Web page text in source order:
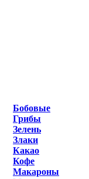
Бобовые
Грибы
Зелень
Злаки
Какао
Кофе
Макароны